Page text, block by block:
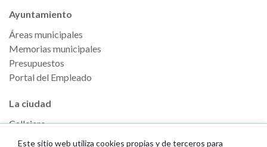
Ayuntamiento
Áreas municipales
Memorias municipales
Presupuestos
Portal del Empleado
La ciudad
Callejero
GeoPamplona
Este sitio web utiliza cookies propias y de terceros para